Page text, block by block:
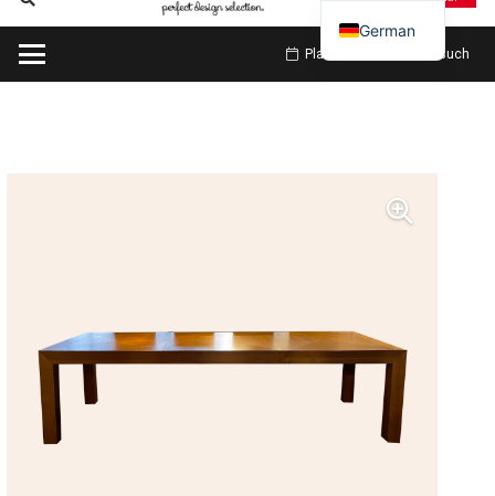
Planen Sie meinen Besuch
German